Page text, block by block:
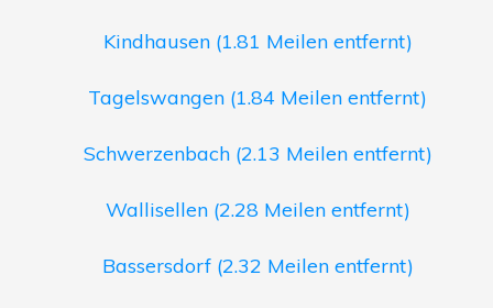
Kindhausen (1.81 Meilen entfernt)
Tagelswangen (1.84 Meilen entfernt)
Schwerzenbach (2.13 Meilen entfernt)
Wallisellen (2.28 Meilen entfernt)
Bassersdorf (2.32 Meilen entfernt)